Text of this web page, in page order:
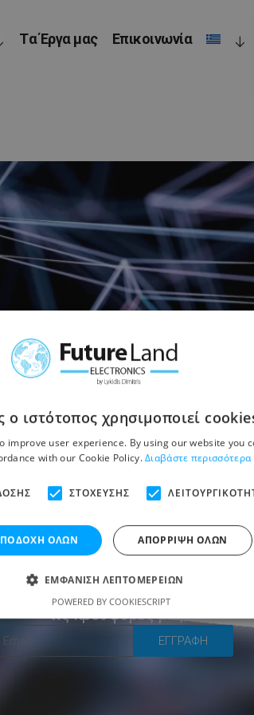
Tα Έργα μας
Επικοινωνία
Εγγραφείτε για να μαθαίνετε
πρώτοι για τα νέα μας προϊόντα και
τις προσφορές μας
ΕΓΓΡΑΦΗ
ο ιστότοπος χρησιμοποιεί
improve user experience. By using our website you
with our Cookie Policy.Διαβάστε περισσότερα
ΣΤΌΧΕΥΣΗΣ
ΌΛΩΝ ΑΠΌΡΡΙΨΗ ΌΛΩΝ
ΕΜΦΆΝΙΣΗ ΛΕΠΤΟΜΕΡΕΙΏΝ
POWERED BY COOKIESCRIPT